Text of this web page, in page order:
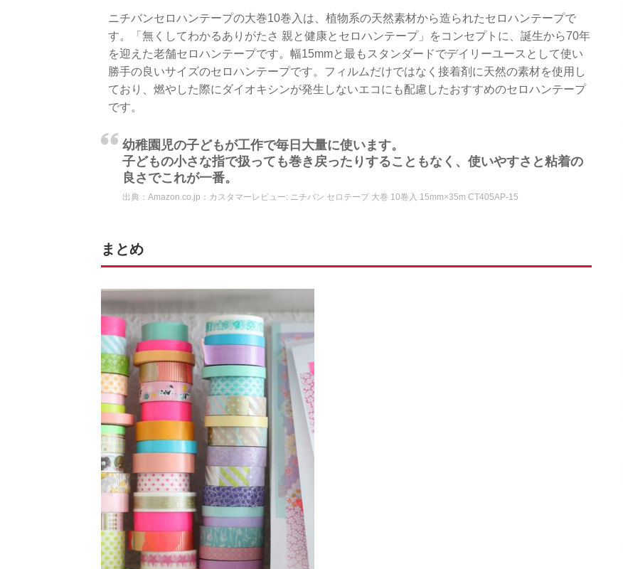
ニチバンセロハンテープの大巻10巻入は、植物系の天然素材から造られたセロハンテープで
す。「無くしてわかるありがたさ 親と健康とセロハンテープ」をコンセプトに、誕生から70年
を迎えた老舗セロハンテープです。幅15mmと最もスタンダードでデイリーユースとして使い
勝手の良いサイズのセロハンテープです。フィルムだけではなく接着剤に天然の素材を使用し
ており、燃やした際にダイオキシンが発生しないエコにも配慮したおすすめのセロハンテープ
です。
幼稚園児の子どもが工作で毎日大量に使います。
子どもの小さな指で扱っても巻き戻ったりすることもなく、使いやすさと粘着の
良さでこれが一番。
出典： Amazon.co.jp：カスタマーレビュー: ニチバン セロテープ 大巻 10巻入 15mm×35m CT405AP-15
まとめ